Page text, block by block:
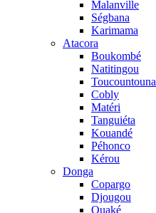
Malanville
Ségbana
Karimama
Atacora
Boukombé
Natitingou
Toucountouna
Cobly
Matéri
Tanguiéta
Kouandé
Péhonco
Kérou
Donga
Copargo
Djougou
Ouaké